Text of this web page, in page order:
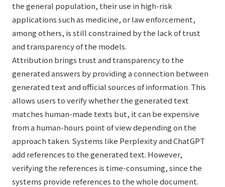
the general population, their use in high-risk
applications such as medicine, or law enforcement,
among others, is still constrained by the lack of trust
and transparency of the models.
Attribution brings trust and transparency to the
generated answers by providing a connection between
generated text and official sources of information. This
allows users to verify whether the generated text
matches human-made texts but, it can be expensive
from a human-hours point of view depending on the
approach taken. Systems like Perplexity and ChatGPT
add references to the generated text. However,
verifying the references is time-consuming, since the
systems provide references to the whole document.